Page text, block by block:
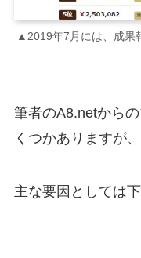
▲2019年7月には、成果
筆者のA8.netから
くつかありますが、
主な要因としては